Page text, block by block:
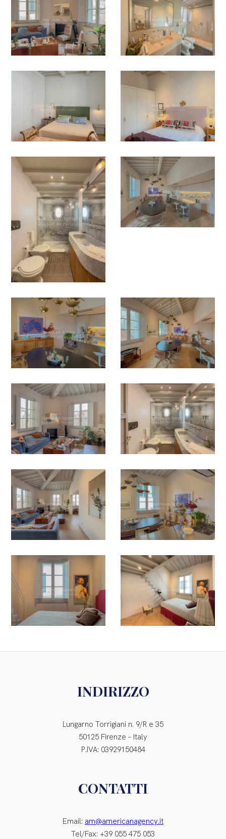
INDIRIZZO
Lungarno Torrigiani n. 9/R e 35
50125 Firenze – Italy
P.IVA: 03929150484
CONTATTI
Email: am@americanagency.it
Tel/Fax: +39 055 475 053